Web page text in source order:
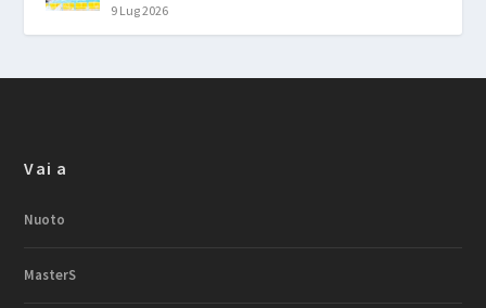
9 Lug 2026
Vai a
Nuoto
MasterS